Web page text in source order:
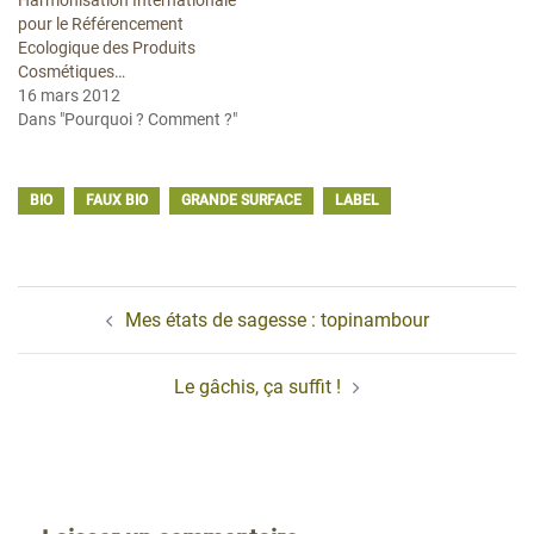
pour le Référencement
Ecologique des Produits
Cosmétiques…
16 mars 2012
Dans "Pourquoi ? Comment ?"
BIO FAUX BIO GRANDE SURFACE LABEL
d’article
Mes états de sagesse : topinambour
Le gâchis, ça suffit !